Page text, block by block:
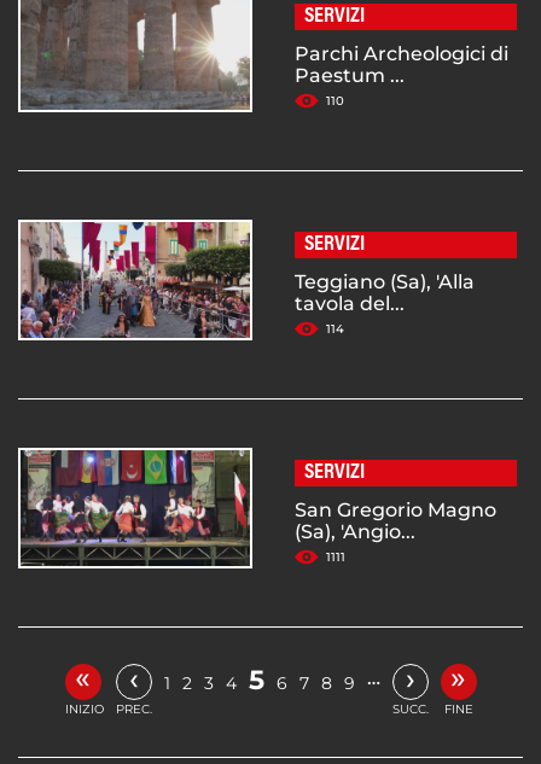
SERVIZI
Parchi Archeologici di
Paestum ...
110
SERVIZI
Teggiano (Sa), 'Alla
tavola del...
114
SERVIZI
San Gregorio Magno
(Sa), 'Angio...
1111
«
INIZIO
‹
PREC.
1 2 3 4 5 6 7 8 9 … ›
SUCC.
»
FINE